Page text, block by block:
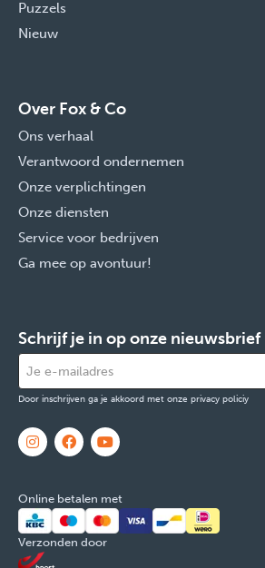
Puzzels
Nieuw
Over Fox & Co
Ons verhaal
Verantwoord ondernemen
Onze verplichtingen
Onze diensten
Service voor bedrijven
Ga mee op avontuur!
Schrijf je in op onze nieuwsbrief
Door inschrijven ga je akkoord met onze privacy policiy
Online betalen met
Verzonden door